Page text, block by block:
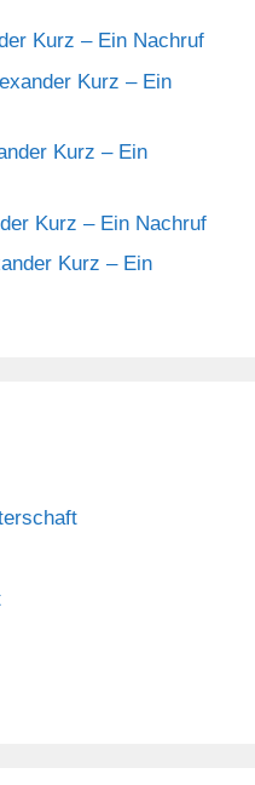
Kurz – Ein Nachruf
Kurz – Ein
Kurz – Ein
Kurz – Ein Nachruf
Kurz – Ein